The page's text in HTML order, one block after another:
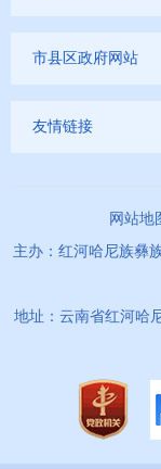
市县区政府网站
友情链接
网站地
主办：红河哈尼族彝
地址：云南省红河哈